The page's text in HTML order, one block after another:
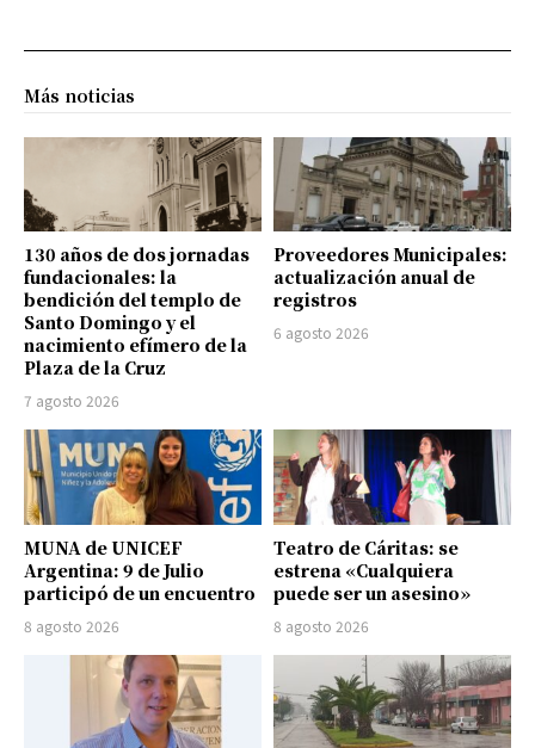
Más noticias
130 años de dos jornadas
fundacionales: la
bendición del templo de
Santo Domingo y el
nacimiento efímero de la
Plaza de la Cruz
7 agosto 2026
Proveedores Municipales:
actualización anual de
registros
6 agosto 2026
MUNA de UNICEF
Argentina: 9 de Julio
participó de un encuentro
8 agosto 2026
Teatro de Cáritas: se
estrena «Cualquiera
puede ser un asesino»
8 agosto 2026